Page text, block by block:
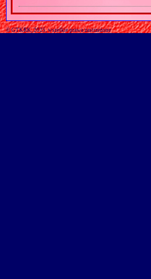
© GTKRK, 2025, wszelkie prawa zastrzeżone